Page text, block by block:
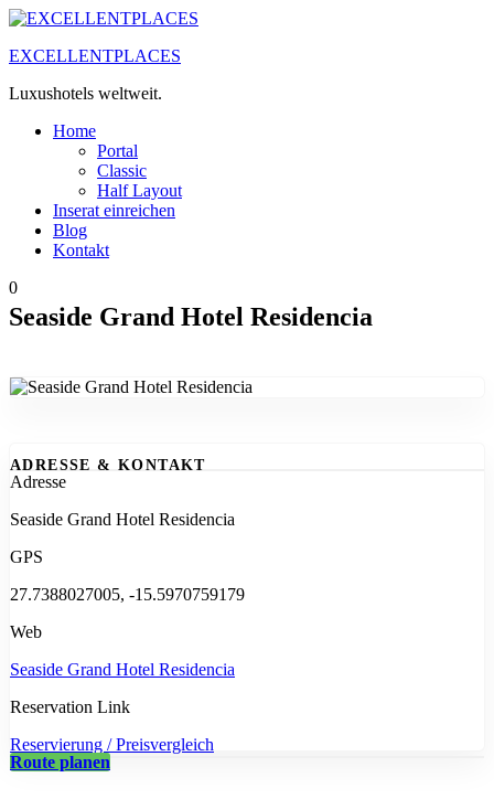
Zum
springen
EXCELLENTPLACES
Luxushotels weltweit.
Home
Portal
Classic
Half Layout
Inserat einreichen
Blog
Kontakt
0
Seaside Grand Hotel Residencia
ADRESSE & KONTAKT
Adresse
Seaside Grand Hotel Residencia
GPS
27.7388027005, -15.5970759179
Web
Seaside Grand Hotel Residencia
Reservation Link
Reservierung / Preisvergleich
Route planen